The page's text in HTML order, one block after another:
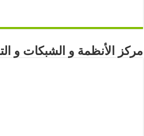
مركز الأنظمة و الشبكات و